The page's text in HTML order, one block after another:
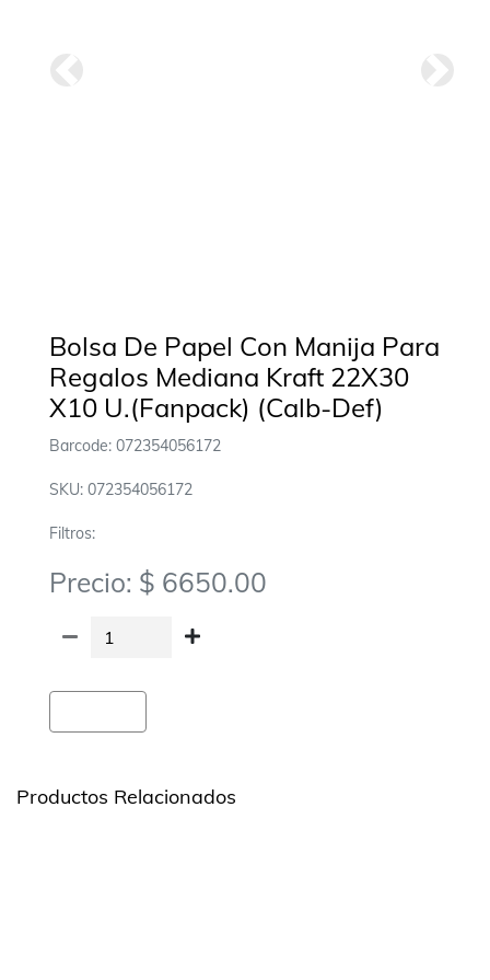
Bolsa De Papel Con Manija Para
Regalos Mediana Kraft 22X30
X10 U.(Fanpack) (Calb-Def)
Barcode: 072354056172
SKU: 072354056172
Filtros:
Precio: $ 6650.00
Productos Relacionados